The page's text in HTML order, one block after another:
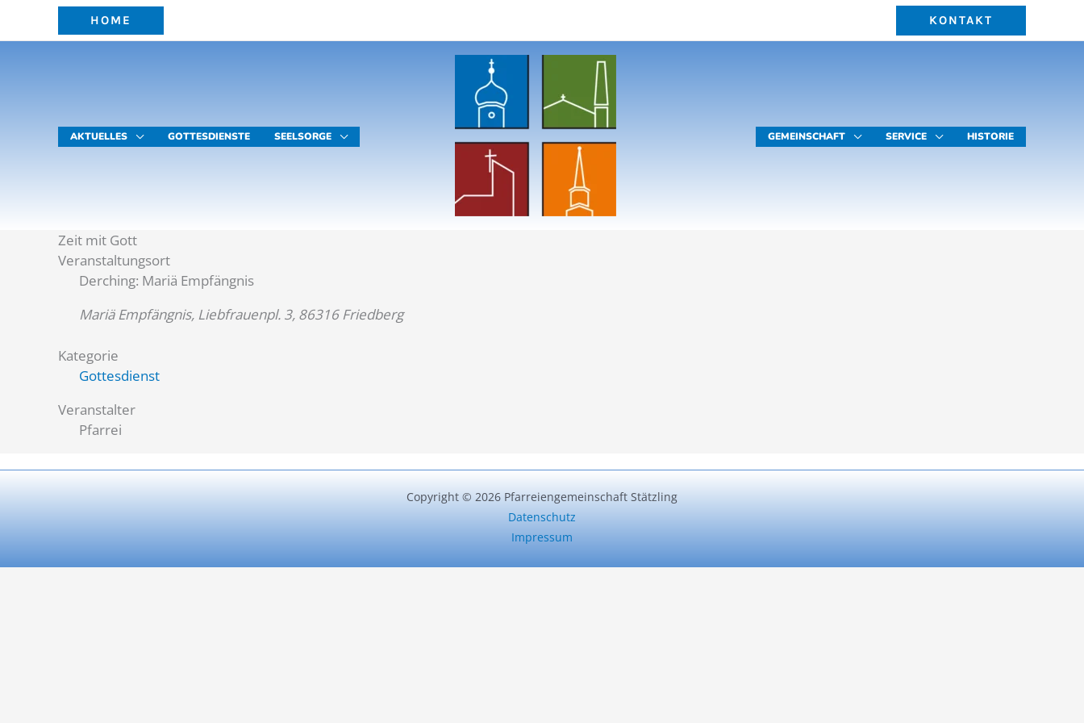
HOME KONTAKT
AKTUELLES GOTTESDIENSTE SEELSORGE GEMEINSCHAFT SERVICE HISTORIE
Zeit mit Gott
Veranstaltungsort
Derching: Mariä Empfängnis
Mariä Empfängnis, Liebfrauenpl. 3, 86316 Friedberg
Kategorie
Gottesdienst
Veranstalter
Pfarrei
Copyright © 2026 Pfarreiengemeinschaft Stätzling
Datenschutz
Impressum